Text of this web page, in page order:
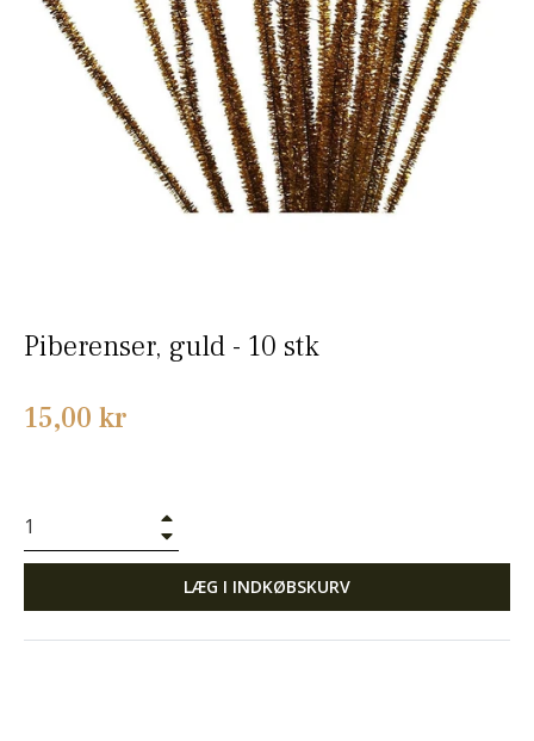
Piberenser, guld - 10 stk
Normalpris
15,00 kr
LÆG I INDKØBSKURV